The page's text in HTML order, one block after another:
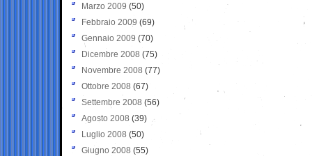
Marzo 2009 (50)
Febbraio 2009 (69)
Gennaio 2009 (70)
Dicembre 2008 (75)
Novembre 2008 (77)
Ottobre 2008 (67)
Settembre 2008 (56)
Agosto 2008 (39)
Luglio 2008 (50)
Giugno 2008 (55)